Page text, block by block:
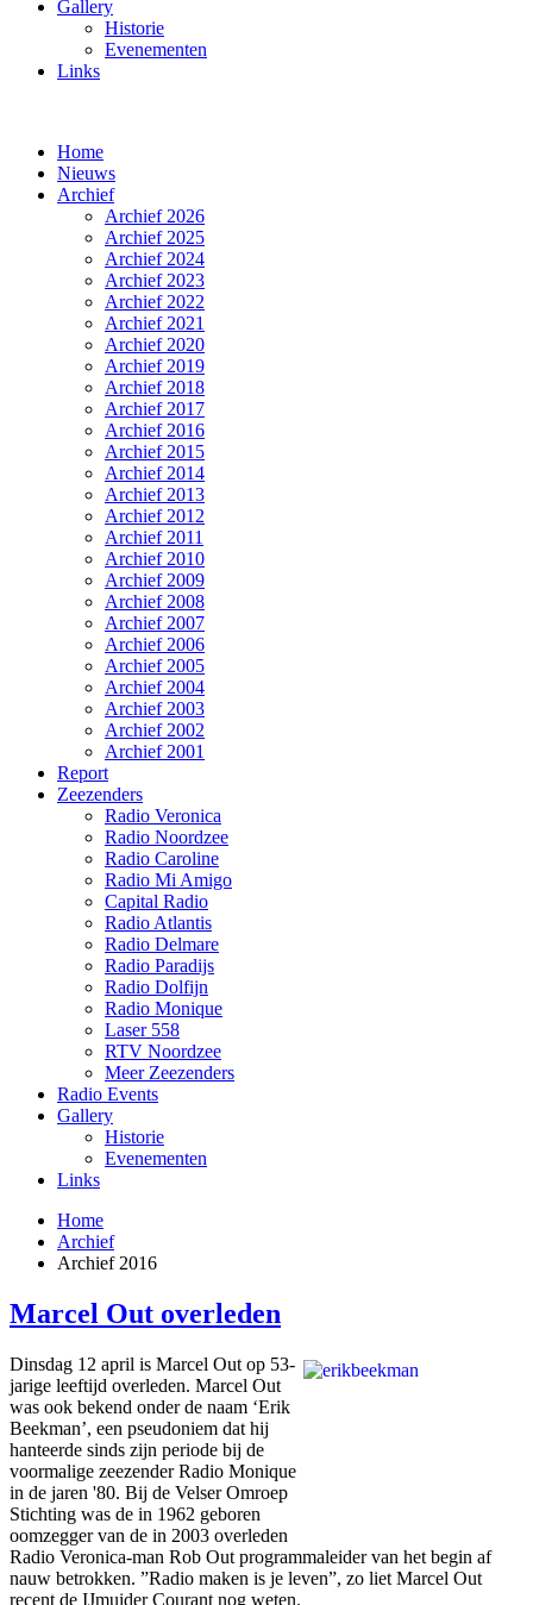
Gallery
Historie
Evenementen
Links
Home
Nieuws
Archief
Archief 2026
Archief 2025
Archief 2024
Archief 2023
Archief 2022
Archief 2021
Archief 2020
Archief 2019
Archief 2018
Archief 2017
Archief 2016
Archief 2015
Archief 2014
Archief 2013
Archief 2012
Archief 2011
Archief 2010
Archief 2009
Archief 2008
Archief 2007
Archief 2006
Archief 2005
Archief 2004
Archief 2003
Archief 2002
Archief 2001
Report
Zeezenders
Radio Veronica
Radio Noordzee
Radio Caroline
Radio Mi Amigo
Capital Radio
Radio Atlantis
Radio Delmare
Radio Paradijs
Radio Dolfijn
Radio Monique
Laser 558
RTV Noordzee
Meer Zeezenders
Radio Events
Gallery
Historie
Evenementen
Links
Home
Archief
Archief 2016
Marcel Out overleden
Dinsdag 12 april is Marcel Out op 53-
jarige leeftijd overleden. Marcel Out
was ook bekend onder de naam ‘Erik
Beekman’, een pseudoniem dat hij
hanteerde sinds zijn periode bij de
voormalige zeezender Radio Monique
in de jaren '80. Bij de Velser Omroep
Stichting was de in 1962 geboren
oomzegger van de in 2003 overleden
Radio Veronica-man Rob Out programmaleider van het begin af
nauw betrokken. ”Radio maken is je leven”, zo liet Marcel Out
recent de IJmuider Courant nog weten.